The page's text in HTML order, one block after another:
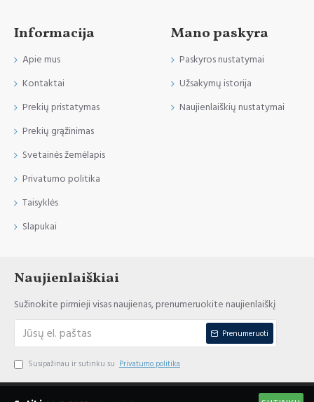
Informacija
Apie mus
Kontaktai
Prekių pristatymas
Prekių grąžinimas
Svetainės žemėlapis
Privatumo politika
Taisyklės
Slapukai
Mano paskyra
Paskyros nustatymai
Užsakymų istorija
Naujienlaiškių nustatymai
Naujienlaiškiai
Sužinokite pirmieji visas naujienas, prenumeruokite naujienlaiškį
Prenumeruoti
Susipažinau ir sutinku su Privatumo politika